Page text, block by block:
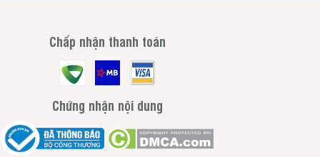
Chấp nhận thanh toán
Chứng nhận nội dung